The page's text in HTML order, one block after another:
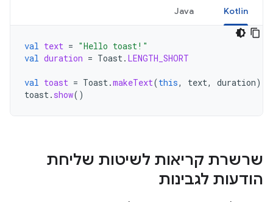
Kotlin
Java
val text = "Hello toast!"
val duration = Toast. LENGTH_SHORT
val toast = Toast.makeText(this, text, duration)
toast. show()
שרשרת קריאות לשיטות שליחת
הודעות לגבינות